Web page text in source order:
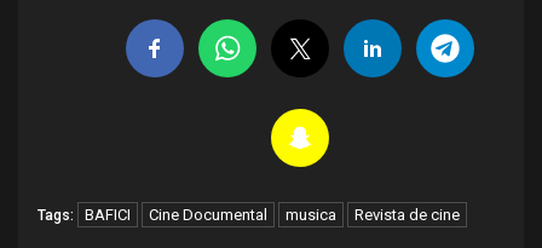
Tags: BAFICI Cine Documental musica Revista de cine